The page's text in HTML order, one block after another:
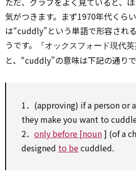
気がつきます。まず1970年代くら
は“cuddly”という単語で形容され
うです。
『オックスフォード現代英
と、“cuddly”の意味は下記の通りで
1．(approving) if a person or
they makeyou want to
2． only before [noun] (of a
designed to becuddled.